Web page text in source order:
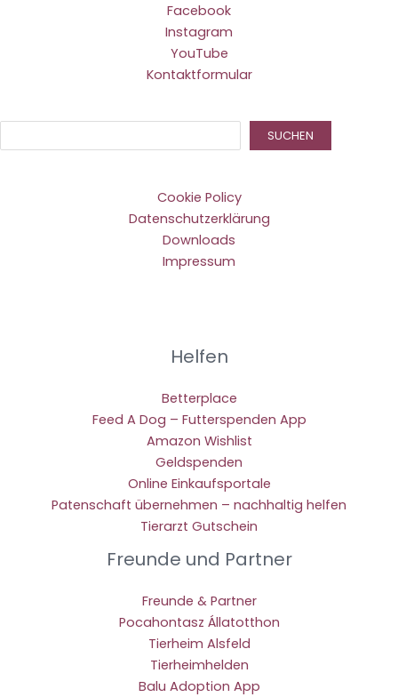
Facebook
Instagram
YouTube
Kontaktformular
SUCHEN
Cookie Policy
Datenschutzerklärung
Downloads
Impressum
Helfen
Betterplace
Feed A Dog – Futterspenden App
Amazon Wishlist
Geldspenden
Online Einkaufsportale
Patenschaft übernehmen – nachhaltig helfen
Tierarzt Gutschein
Freunde und Partner
Freunde & Partner
Pocahontasz Állatotthon
Tierheim Alsfeld
Tierheimhelden
Balu Adoption App